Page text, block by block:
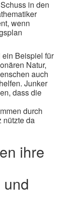
in den
wenn
Beispiel für
Natur,
auch
Junker
dass die
durch
nützte da
ihre